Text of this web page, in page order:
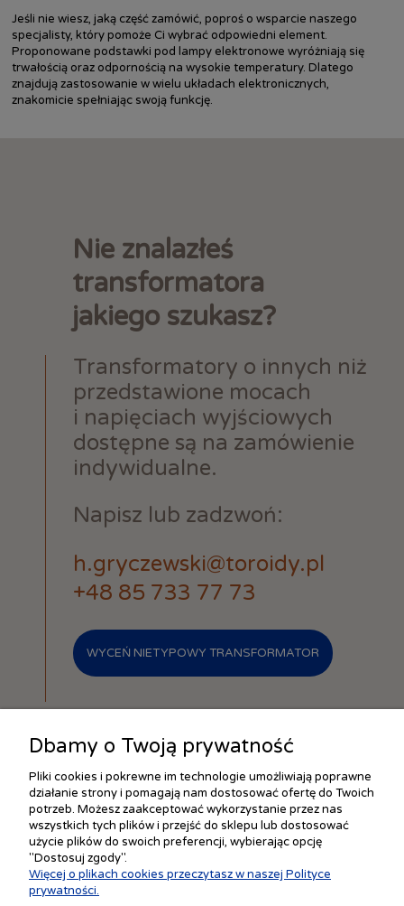
Jeśli nie wiesz, jaką część zamówić, poproś o wsparcie naszego
specjalisty, który pomoże Ci wybrać odpowiedni element.
Proponowane podstawki pod lampy elektronowe wyróżniają się
trwałością oraz odpornością na wysokie temperatury. Dlatego
znajdują zastosowanie w wielu układach elektronicznych,
znakomicie spełniając swoją funkcję.
Nie znalazłeś
transformatora
jakiego szukasz?
Transformatory o innych niż
przedstawione mocach
i napięciach wyjściowych
dostępne są na zamówienie
indywidualne.
Napisz lub zadzwoń:
h.gryczewski@toroidy.pl
+48 85 733 77 73
WYCEŃ NIETYPOWY TRANSFORMATOR
ZAKUPY
Dbamy o Twoją prywatność
Pliki cookies i pokrewne im technologie umożliwiają poprawne
działanie strony i pomagają nam dostosować ofertę do Twoich
potrzeb. Możesz zaakceptować wykorzystanie przez nas
wszystkich tych plików i przejść do sklepu lub dostosować
użycie plików do swoich preferencji, wybierając opcję
"Dostosuj zgody".
Więcej o plikach cookies przeczytasz w naszej Polityce
prywatności.